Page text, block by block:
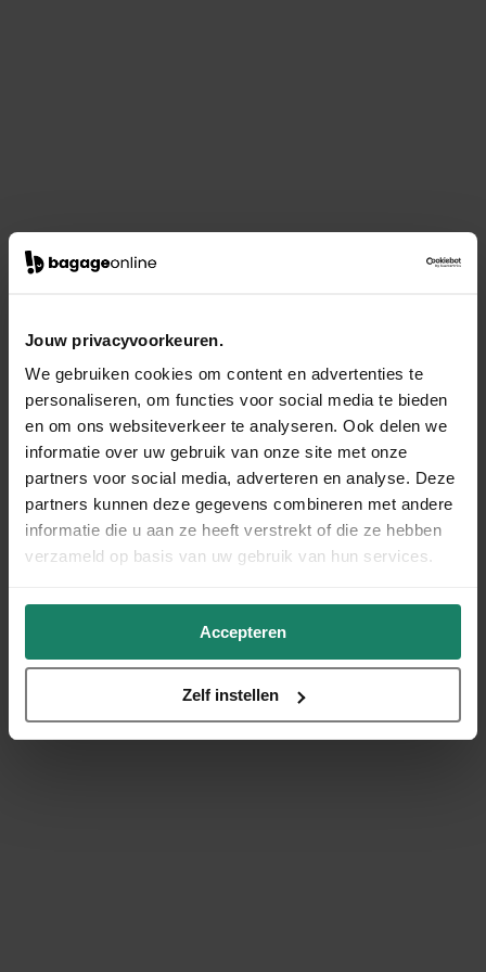
Jouw privacyvoorkeuren.
We gebruiken cookies om content en advertenties te
personaliseren, om functies voor social media te bieden
en om ons websiteverkeer te analyseren. Ook delen we
informatie over uw gebruik van onze site met onze
partners voor social media, adverteren en analyse. Deze
partners kunnen deze gegevens combineren met andere
informatie die u aan ze heeft verstrekt of die ze hebben
verzameld op basis van uw gebruik van hun services.
Accepteren
Zelf instellen